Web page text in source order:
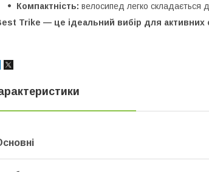
Компактність: велосипед легко складається
Trike — це ідеальний вибір для активних